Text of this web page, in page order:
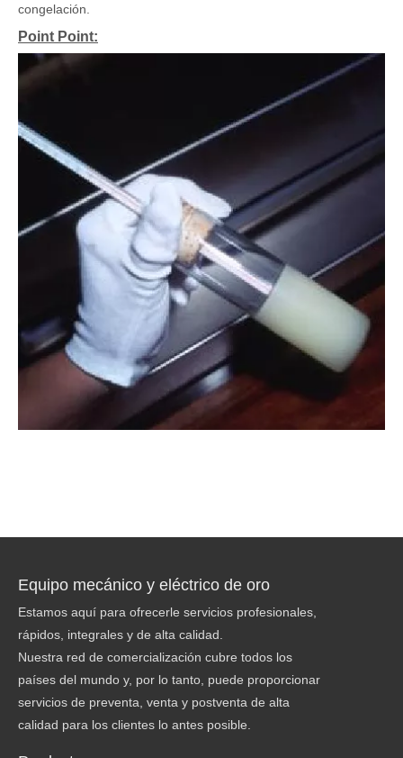
congelación.
Point Point:
Equipo mecánico y eléctrico de oro
Estamos aquí para ofrecerle servicios profesionales,
rápidos, integrales y de alta calidad.
Nuestra red de comercialización cubre todos los
países del mundo y, por lo tanto, puede proporcionar
servicios de preventa, venta y postventa de alta
calidad para los clientes lo antes posible.